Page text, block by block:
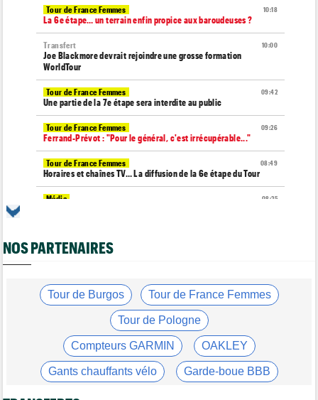
10:18
Tour de France Femmes
La 6e étape… un terrain enfin propice aux baroudeuses ?
10:00
Transfert
Joe Blackmore devrait rejoindre une grosse formation
WorldTour
09:42
Tour de France Femmes
Une partie de la 7e étape sera interdite au public
09:26
Tour de France Femmes
Ferrand-Prévot : "Pour le général, c'est irrécupérable..."
08:49
Tour de France Femmes
Horaires et chaînes TV… La diffusion de la 6e étape du Tour
08:25
Média
A quelle heure et sur quelle chaîne suivre la 3e étape à la TV ?
semaine
Quels sont les prochains défis de Tadej Pogacar ?
Média
Toutes nos vidéos de cyclisme sont sur Youtube : Cyclism'Actu
TV
NOS PARTENAIRES
Tour de Burgos Tour de France Femmes
Tour de Pologne
Compteurs GARMIN OAKLEY
Gants chauffants vélo Garde-boue BBB
Casque ABUS